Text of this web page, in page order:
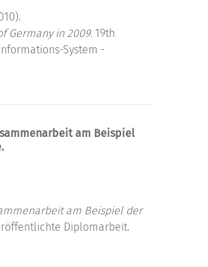
Germany in 2009. 19th
System -
am Beispiel
am Beispiel der
Diplomarbeit.